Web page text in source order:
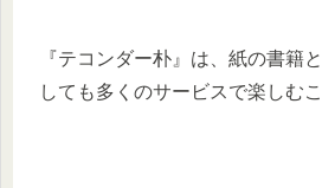
『テコンダー朴』は、紙の書籍
しても多くのサービスで楽しむ